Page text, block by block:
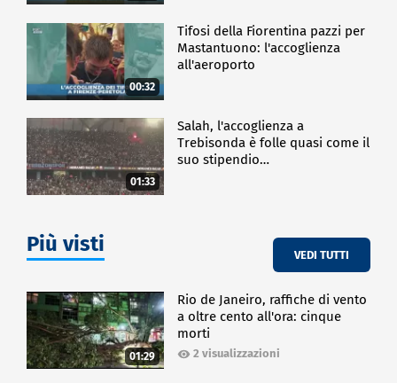
00:32
Tifosi della Fiorentina pazzi per
Mastantuono: l'accoglienza
all'aeroporto
01:33
Salah, l'accoglienza a
Trebisonda è folle quasi come il
suo stipendio…
Più visti VEDI TUTTI
01:29
Rio de Janeiro, raffiche di vento
a oltre cento all'ora: cinque
morti
2 visualizzazioni